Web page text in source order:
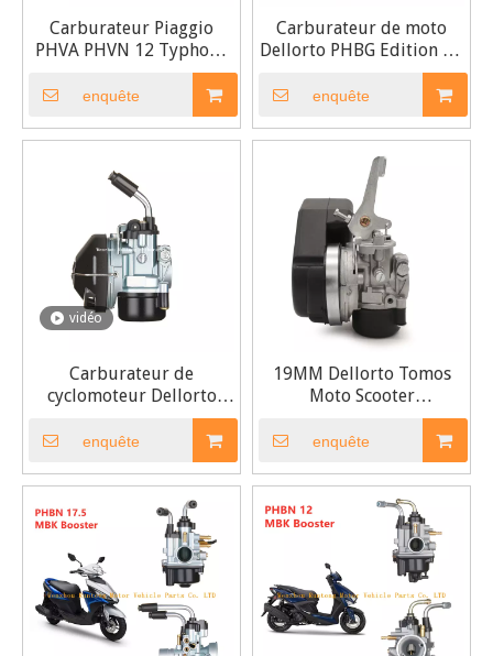
Carburateur Piaggio
PHVA PHVN 12 Typhoon
NRG ZIP 50 12MM
enquête
Carburateur de moto
Dellorto PHBG Edition DS
enquête
vidéo
Carburateur de
cyclomoteur Dellorto
SHA 1412 1515 F37
19MM
enquête
19MM Dellorto Tomos
Moto Scooter
Carburateur
enquête